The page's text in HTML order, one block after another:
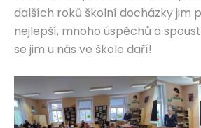
dalších roků školní docházky jim
nejlepší, mnoho úspěchů a
se jim u nás ve škole daří!